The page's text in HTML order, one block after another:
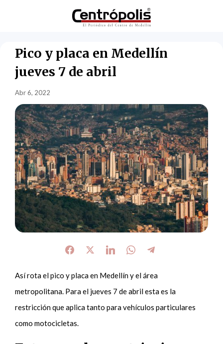
Pico y placa en Medellín
jueves 7 de abril
Abr 6, 2022
Así rota el pico y placa en Medellín y el área
metropolitana. Para el jueves 7 de abril esta es la
restricción que aplica tanto para vehículos particulares
como motocicletas.